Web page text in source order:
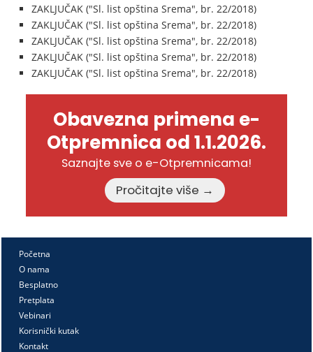
ZAKLJUČAK ("Sl. list opština Srema", br. 22/2018)
ZAKLJUČAK ("Sl. list opština Srema", br. 22/2018)
ZAKLJUČAK ("Sl. list opština Srema", br. 22/2018)
ZAKLJUČAK ("Sl. list opština Srema", br. 22/2018)
ZAKLJUČAK ("Sl. list opština Srema", br. 22/2018)
Obavezna primena e-
Otpremnica od 1.1.2026.
Saznajte sve o e-Otpremnicama!
Pročitajte više →
Početna
O nama
Besplatno
Pretplata
Vebinari
Korisnički kutak
Kontakt